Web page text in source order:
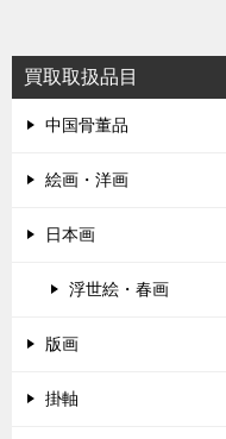
ゲ
ー
ン
買取取扱品目
中国骨董品
絵画・洋画
日本画
浮世絵・春画
版画
掛軸